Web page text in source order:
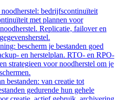
bedrijfscontinuïteit
met plannen voor
Replicatie, failover en
bescherm je bestanden goed
en herstelplan. RTO- en RPO-
strategieen voor noodherstel om je
bestanden: van creatie tot
gedurende hun gehele